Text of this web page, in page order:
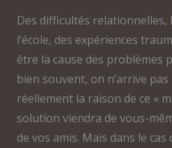
Des difficultés
l’école, des expériences
être la cause des problèmes
bien souvent, on n’arrive
réellement la raison de ce «
solution viendra de vous-
de vos amis. Mais dans le